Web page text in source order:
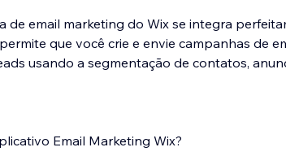
de email marketing do Wix se integra
que você crie e envie campanhas de
usando a segmentação de contatos,
Email Marketing Wix?